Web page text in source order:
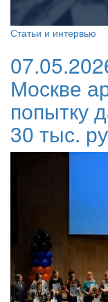
Статьи и интервью
Москве
попытку
30 тыс.